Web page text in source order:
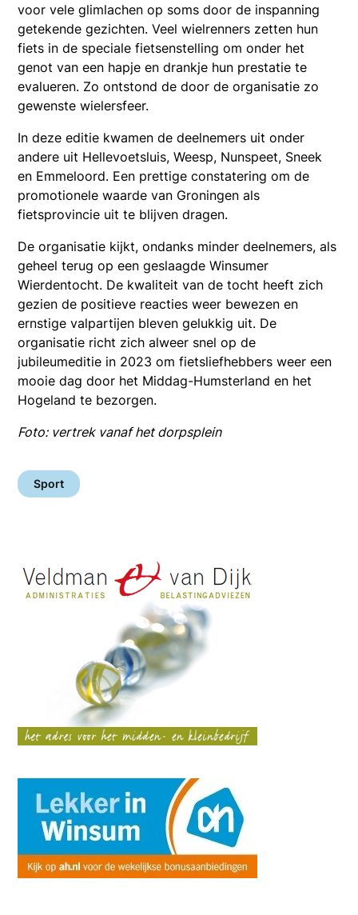
voor vele glimlachen op soms door de inspanning
getekende gezichten. Veel wielrenners zetten hun
fiets in de speciale fietsenstelling om onder het
genot van een hapje en drankje hun prestatie te
evalueren. Zo ontstond de door de organisatie zo
gewenste wielersfeer.
In deze editie kwamen de deelnemers uit onder
andere uit Hellevoetsluis, Weesp, Nunspeet, Sneek
en Emmeloord. Een prettige constatering om de
promotionele waarde van Groningen als
fietsprovincie uit te blijven dragen.
De organisatie kijkt, ondanks minder deelnemers, als
geheel terug op een geslaagde Winsumer
Wierdentocht. De kwaliteit van de tocht heeft zich
gezien de positieve reacties weer bewezen en
ernstige valpartijen bleven gelukkig uit. De
organisatie richt zich alweer snel op de
jubileumeditie in 2023 om fietsliefhebbers weer een
mooie dag door het Middag-Humsterland en het
Hogeland te bezorgen.
Foto: vertrek vanaf het dorpsplein
Sport